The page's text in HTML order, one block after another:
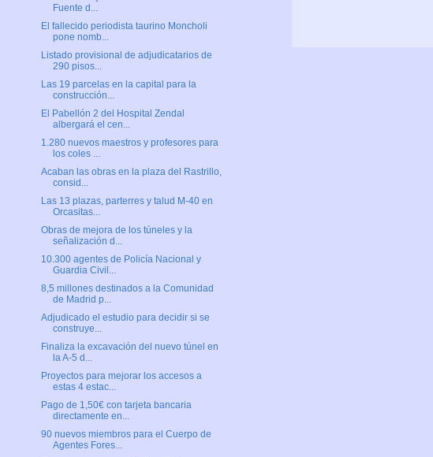
Fuente d...
El fallecido periodista taurino Moncholi
pone nomb...
Listado provisional de adjudicatarios de
290 pisos...
Las 19 parcelas en la capital para la
construcción...
El Pabellón 2 del Hospital Zendal
albergará el cen...
1.280 nuevos maestros y profesores para
los coles ...
Acaban las obras en la plaza del Rastrillo,
consid...
Las 13 plazas, parterres y talud M-40 en
Orcasitas...
Obras de mejora de los túneles y la
señalización d...
10.300 agentes de Policía Nacional y
Guardia Civil...
8,5 millones destinados a la Comunidad
de Madrid p...
Adjudicado el estudio para decidir si se
construye...
Finaliza la excavación del nuevo túnel en
la A-5 d...
Proyectos para mejorar los accesos a
estas 4 estac...
Pago de 1,50€ con tarjeta bancaria
directamente en...
90 nuevos miembros para el Cuerpo de
Agentes Fores...